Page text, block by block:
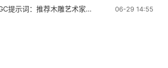
议
提示词：推荐木雕艺术家和制作教程 06-29 14:55